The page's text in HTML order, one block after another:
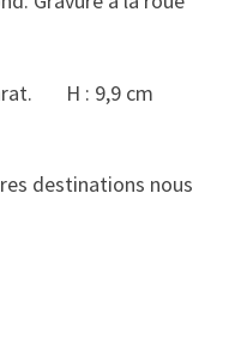
H : 9,9 cm
destinations nous